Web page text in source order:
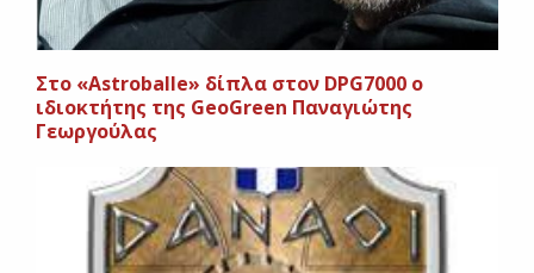
Στο «Astroballe» δίπλα στον DPG7000 o
ιδιοκτήτης της GeoGreen Παναγιώτης
Γεωργούλας